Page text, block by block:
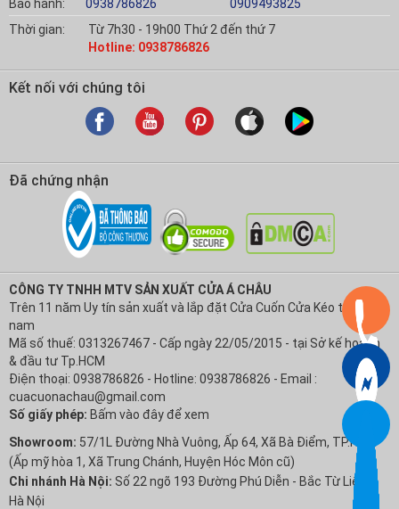
Bảo hành:
0938786826
0909493825
Thời gian:
Từ 7h30 - 19h00 Thứ 2 đến thứ 7
Hotline: 0938786826
Kết nối với chúng tôi
Đã chứng nhận
CÔNG TY TNHH MTV SẢN XUẤT CỬA Á CHÂU
Trên 11 năm Uy tín sản xuất và lắp đặt Cửa Cuốn Cửa Kéo tại Việt
nam
Mã số thuế: 0313267467 - Cấp ngày 22/05/2015 - tại Sở kế hoạch
& đầu tư Tp.HCM
Điện thoại: 0938786826 - Hotline: 0938786826 - Email :
cuacuonachau@gmail.com
Số giấy phép: Bấm vào đây để xem
Showroom: 57/1L Đường Nhà Vuông, Ấp 64, Xã Bà Điểm, TP.HCM
(Ấp mỹ hòa 1, Xã Trung Chánh, Huyện Hóc Môn cũ)
Chi nhánh Hà Nội: Số 22 ngõ 193 Đường Phú Diễn - Bắc Từ Liêm -
Hà Nội